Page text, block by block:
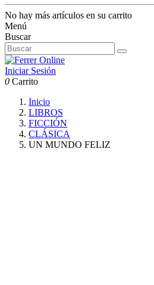
No hay más artículos en su carrito
Menú
Buscar
Iniciar Sesión
0 Carrito
Inicio
LIBROS
FICCIÓN
CLÁSICA
UN MUNDO FELIZ